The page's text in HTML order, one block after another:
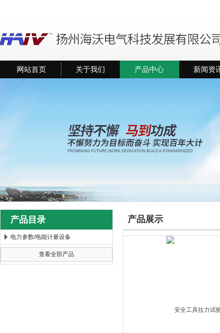
扬州海沃电气科技发展有限公司
网站首页 关于我们 产品中心 新闻资
产品目录
电力参数/电能计量设备
查看全部产品
产品展示